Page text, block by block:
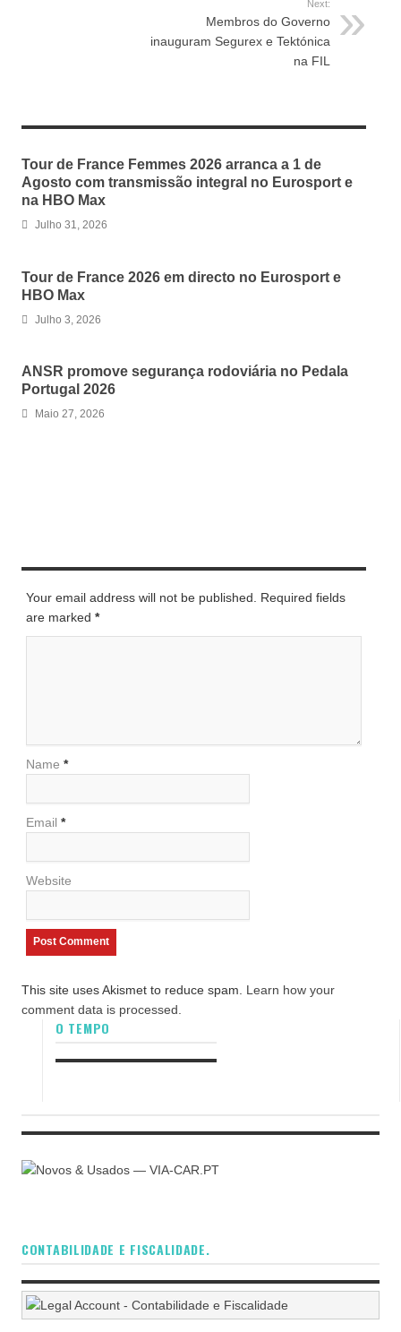
Next:
Membros do Governo
inauguram Segurex e Tektónica
na FIL
Tour de France Femmes 2026 arranca a 1 de
Agosto com transmissão integral no Eurosport e
na HBO Max
Julho 31, 2026
Tour de France 2026 em directo no Eurosport e
HBO Max
Julho 3, 2026
ANSR promove segurança rodoviária no Pedala
Portugal 2026
Maio 27, 2026
Your email address will not be published. Required fields
are marked *
Name *
Email *
Website
This site uses Akismet to reduce spam. Learn how your
comment data is processed.
O TEMPO
CONTABILIDADE E FISCALIDADE.